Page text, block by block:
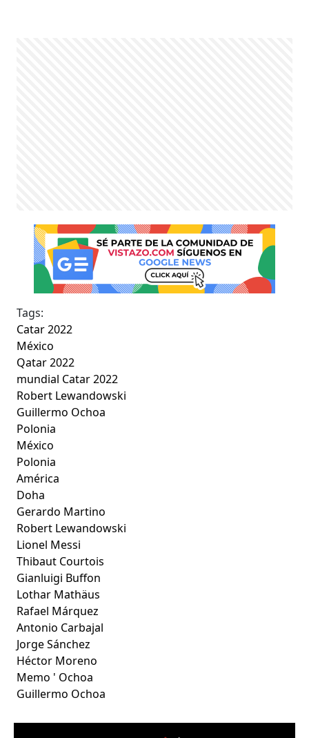
Tags:
Catar 2022
México
Qatar 2022
mundial Catar 2022
Robert Lewandowski
Guillermo Ochoa
Polonia
México
Polonia
América
Doha
Gerardo Martino
Robert Lewandowski
Lionel Messi
Thibaut Courtois
Gianluigi Buffon
Lothar Mathäus
Rafael Márquez
Antonio Carbajal
Jorge Sánchez
Héctor Moreno
Memo ' Ochoa
Guillermo Ochoa